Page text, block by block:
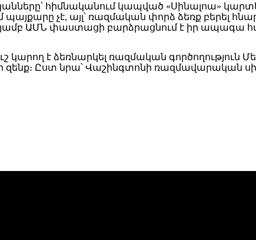
հիմնականում կապված «Սինալոա»
չէ, այլ՝ ռազմական փորձ ձեռք բերել
ԱՄՆ փաստացի բարձրացնում է իր
կարող է ձեռնարկել ռազմական գործողություն
զենք։ Ըստ նրա՝ Վաշինգտոնի ռազմավարական